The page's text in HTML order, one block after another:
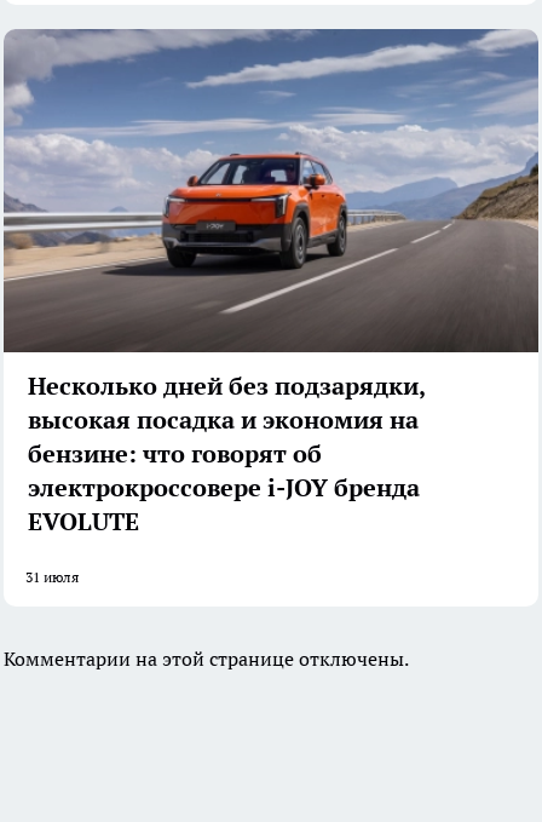
Несколько дней без подзарядки,
высокая посадка и экономия на
бензине: что говорят об
электрокроссовере i-JOY бренда
EVOLUTE
31 июля
Комментарии на этой странице отключены.